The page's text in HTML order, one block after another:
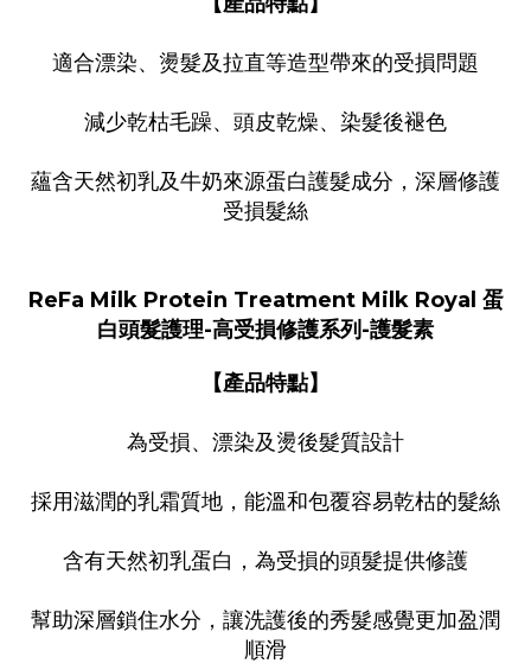
適合漂染、燙髮及拉直等造型帶來的受損問題
減少乾枯毛躁、頭皮乾燥、染髮後褪色
蘊含天然初乳及牛奶來源蛋白護髮成分，深層修護
受損髮絲
ReFa Milk Protein Treatment Milk Royal 蛋
白頭髮護理-高受損修護系列-護髮素
【產品特點】
為受損、漂染及燙後髮質設計
採用滋潤的乳霜質地，能溫和包覆容易乾枯的髮絲
含有天然初乳蛋白，為受損的頭髮提供修護
幫助深層鎖住水分，讓洗護後的秀髮感覺更加盈潤
順滑